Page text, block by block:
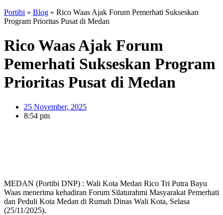
Portibi » Blog » Rico Waas Ajak Forum Pemerhati Sukseskan
Program Prioritas Pusat di Medan
Rico Waas Ajak Forum
Pemerhati Sukseskan Program
Prioritas Pusat di Medan
25 November, 2025
8:54 pm
MEDAN (Portibi DNP) : Wali Kota Medan Rico Tri Putra Bayu
Waas menerima kehadiran Forum Silaturahmi Masyarakat Pemerhati
dan Peduli Kota Medan di Rumah Dinas Wali Kota, Selasa
(25/11/2025).